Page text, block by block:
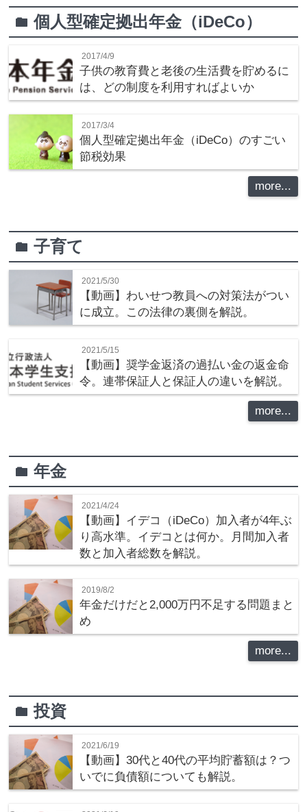
folder個人型確定拠出年金（iDeCo）
2017/4/9
子供の教育費と老後の生活費を貯めるに
は、どの制度を利用すればよいか
2017/3/4
個人型確定拠出年金（iDeCo）のすごい
節税効果
more...
folder子育て
2021/5/30
【動画】わいせつ教員への対策法がつい
に成立。この法律の裏側を解説。
2021/5/15
【動画】奨学金返済の過払い金の返金命
令。連帯保証人と保証人の違いを解説。
more...
folder年金
2021/4/24
【動画】イデコ（iDeCo）加入者が4年ぶ
り高水準。イデコとは何か。月間加入者
数と加入者総数を解説。
2019/8/2
年金だけだと2,000万円不足する問題まと
め
more...
folder投資
2021/6/19
【動画】30代と40代の平均貯蓄額は？つ
いでに負債額についても解説。